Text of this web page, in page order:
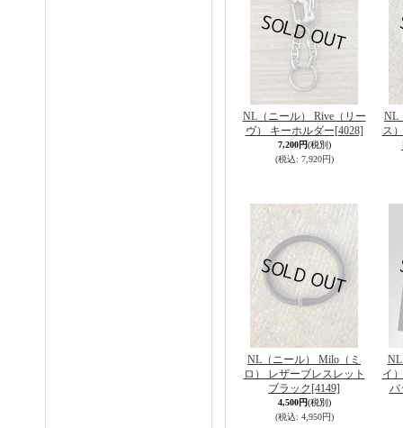
NL（ニール） Rive（リー
ヴ） キーホルダー[4028]
7,200円(税別)
(税込: 7,920円)
NL
ス
NL（ニール） Milo（ミ
ロ） レザーブレスレット
ブラック [4149]
4,500円(税別)
(税込: 4,950円)
イ
バ